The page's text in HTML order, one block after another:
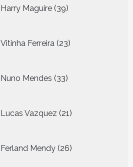
Harry Maguire 39
producten
Vitinha Ferreira 23
producten
Nuno Mendes 33
producten
Lucas Vazquez 21
producten
Ferland Mendy 26
producten